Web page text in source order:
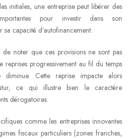
initiales, une entreprise peut libérer des
pour investir dans son
capacité d’autofinancement.
noter que ces provisions ne sont pas
reprises progressivement au fil du temps
Cette reprise impacte alors
ce qui illustre bien le caractère
dérogatoires.
comme les entreprises innovantes
fiscaux particuliers (zones franches,